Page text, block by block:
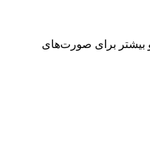
برای صورت‌های